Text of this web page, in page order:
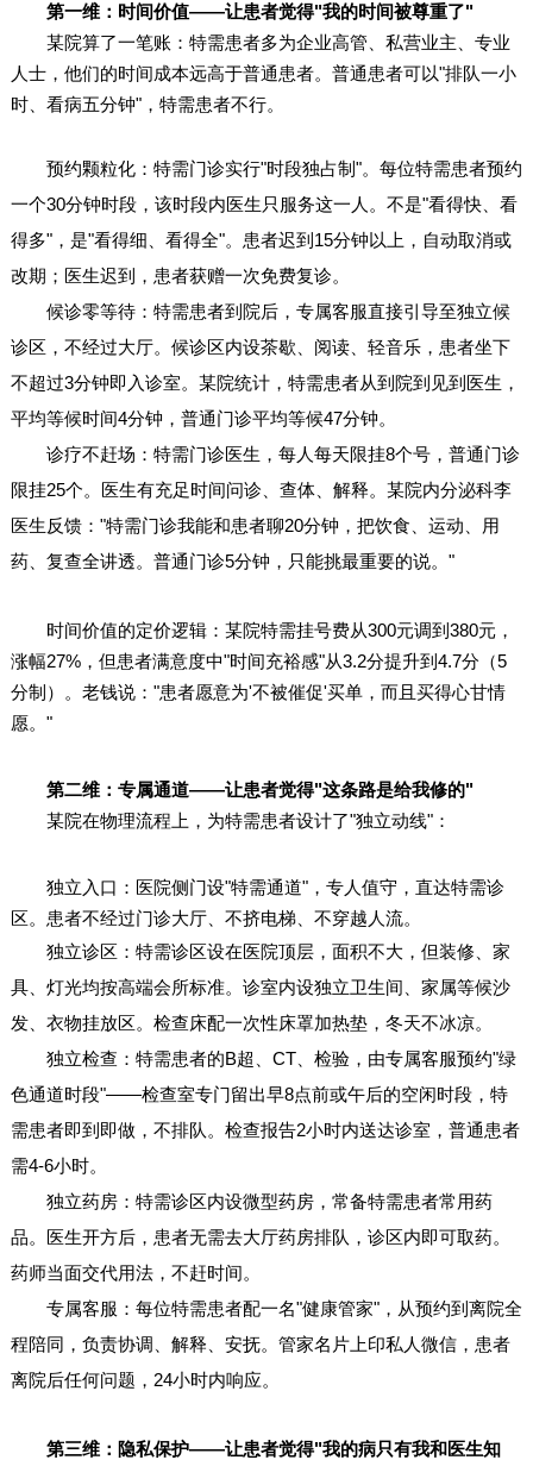
第一维：时间价值——让患者觉得"我的时间被尊重了"
某院算了一笔账：特需患者多为企业高管、私营业主、专业
人士，他们的时间成本远高于普通患者。普通患者可以"排队一小
时、看病五分钟"，特需患者不行。
预约颗粒化：特需门诊实行"时段独占制"。每位特需患者预约
一个30分钟时段，该时段内医生只服务这一人。不是"看得快、看
得多"，是"看得细、看得全"。患者迟到15分钟以上，自动取消或
改期；医生迟到，患者获赠一次免费复诊。
候诊零等待：特需患者到院后，专属客服直接引导至独立候
诊区，不经过大厅。候诊区内设茶歇、阅读、轻音乐，患者坐下
不超过3分钟即入诊室。某院统计，特需患者从到院到见到医生，
平均等候时间4分钟，普通门诊平均等候47分钟。
诊疗不赶场：特需门诊医生，每人每天限挂8个号，普通门诊
限挂25个。医生有充足时间问诊、查体、解释。某院内分泌科李
医生反馈："特需门诊我能和患者聊20分钟，把饮食、运动、用
药、复查全讲透。普通门诊5分钟，只能挑最重要的说。"
时间价值的定价逻辑：某院特需挂号费从300元调到380元，
涨幅27%，但患者满意度中"时间充裕感"从3.2分提升到4.7分（5
分制）。老钱说："患者愿意为'不被催促'买单，而且买得心甘情
愿。"
第二维：专属通道——让患者觉得"这条路是给我修的"
某院在物理流程上，为特需患者设计了"独立动线"：
独立入口：医院侧门设"特需通道"，专人值守，直达特需诊
区。患者不经过门诊大厅、不挤电梯、不穿越人流。
独立诊区：特需诊区设在医院顶层，面积不大，但装修、家
具、灯光均按高端会所标准。诊室内设独立卫生间、家属等候沙
发、衣物挂放区。检查床配一次性床罩加热垫，冬天不冰凉。
独立检查：特需患者的B超、CT、检验，由专属客服预约"绿
色通道时段"——检查室专门留出早8点前或午后的空闲时段，特
需患者即到即做，不排队。检查报告2小时内送达诊室，普通患者
需4-6小时。
独立药房：特需诊区内设微型药房，常备特需患者常用药
品。医生开方后，患者无需去大厅药房排队，诊区内即可取药。
药师当面交代用法，不赶时间。
专属客服：每位特需患者配一名"健康管家"，从预约到离院全
程陪同，负责协调、解释、安抚。管家名片上印私人微信，患者
离院后任何问题，24小时内响应。
第三维：隐私保护——让患者觉得"我的病只有我和医生知